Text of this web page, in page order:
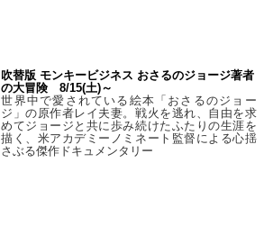
吹替版 モンキービジネス おさるのジョージ著者
の大冒険 8/15(土)～
世界中で愛されている絵本「おさるのジョー
ジ」の原作者レイ夫妻。戦火を逃れ、自由を求
めてジョージと共に歩み続けたふたりの生涯を
描く、米アカデミーノミネート監督による心揺
さぶる傑作ドキュメンタリー